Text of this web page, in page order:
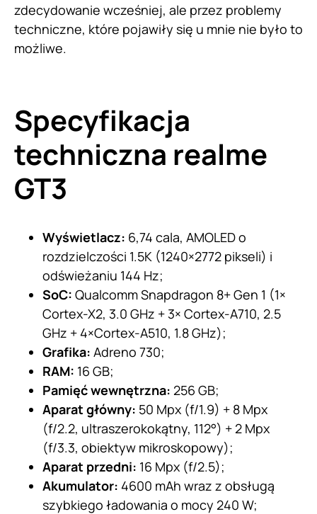
zdecydowanie wcześniej, ale przez problemy
techniczne, które pojawiły się u mnie nie było to
możliwe.
Specyfikacja
techniczna realme
GT3
Wyświetlacz: 6,74 cala, AMOLED o
rozdzielczości 1.5K (1240×2772 pikseli) i
odświeżaniu 144 Hz;
SoC: Qualcomm Snapdragon 8+ Gen 1 (1×
Cortex-X2, 3.0 GHz + 3× Cortex-A710, 2.5
GHz + 4×Cortex-A510, 1.8 GHz);
Grafika: Adreno 730;
RAM: 16 GB;
Pamięć wewnętrzna: 256 GB;
Aparat główny: 50 Mpx (f/1.9) + 8 Mpx
(f/2.2, ultraszerokokątny, 112°) + 2 Mpx
(f/3.3, obiektyw mikroskopowy);
Aparat przedni: 16 Mpx (f/2.5);
Akumulator: 4600 mAh wraz z obsługą
szybkiego ładowania o mocy 240 W;